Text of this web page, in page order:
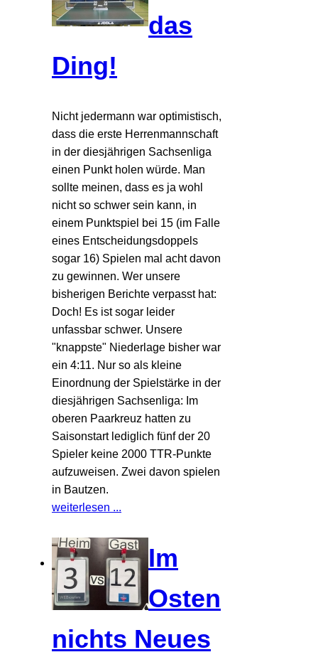
das
Ding!
Nicht jedermann war optimistisch,
dass die erste Herrenmannschaft
in der diesjährigen Sachsenliga
einen Punkt holen würde. Man
sollte meinen, dass es ja wohl
nicht so schwer sein kann, in
einem Punktspiel bei 15 (im Falle
eines Entscheidungsdoppels
sogar 16) Spielen mal acht davon
zu gewinnen. Wer unsere
bisherigen Berichte verpasst hat:
Doch! Es ist sogar leider
unfassbar schwer. Unsere
"knappste" Niederlage bisher war
ein 4:11. Nur so als kleine
Einordnung der Spielstärke in der
diesjährigen Sachsenliga: Im
oberen Paarkreuz hatten zu
Saisonstart lediglich fünf der 20
Spieler keine 2000 TTR-Punkte
aufzuweisen. Zwei davon spielen
in Bautzen.
weiterlesen ...
Im
Osten
nichts Neues